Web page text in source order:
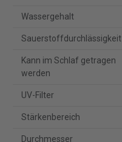
Wassergehalt
Sauerstoffdurchlässigkeit
Kann im Schlaf getragen
werden
UV-Filter
Stärkenbereich
Durchmesser